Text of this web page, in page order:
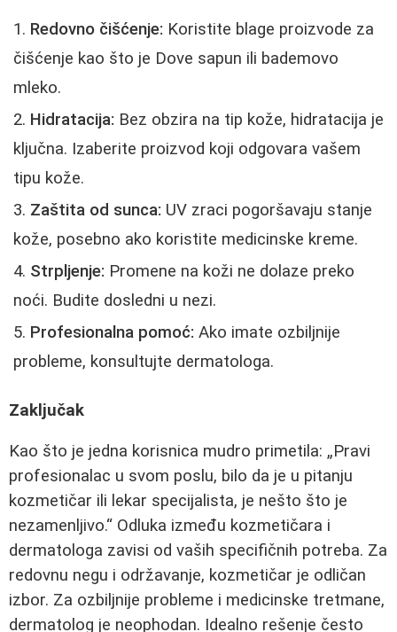
Redovno čišćenje: Koristite blage proizvode za
čišćenje kao što je Dove sapun ili bademovo
mleko.
Hidratacija: Bez obzira na tip kože, hidratacija je
ključna. Izaberite proizvod koji odgovara vašem
tipu kože.
Zaštita od sunca: UV zraci pogoršavaju stanje
kože, posebno ako koristite medicinske kreme.
Strpljenje: Promene na koži ne dolaze preko
noći. Budite dosledni u nezi.
Profesionalna pomoć: Ako imate ozbiljnije
probleme, konsultujte dermatologa.
Zaključak
Kao što je jedna korisnica mudro primetila:
Pravi
profesionalac u svom poslu, bilo da je u pitanju
kozmetičar ili lekar specijalista, je nešto što je
nezamenljivo. Odluka između kozmetičara i
dermatologa zavisi od vaših specifičnih potreba. Za
redovnu negu i održavanje, kozmetičar je odličan
izbor. Za ozbiljnije probleme i medicinske tretmane,
dermatolog je neophodan. Idealno rešenje često